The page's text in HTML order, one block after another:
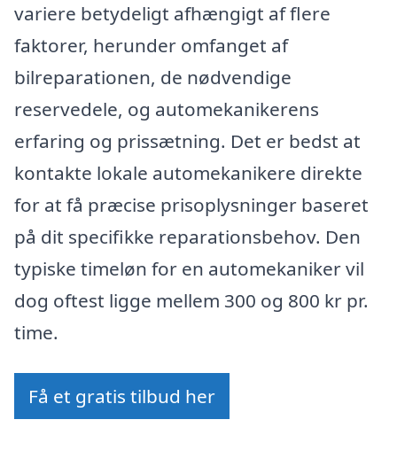
variere betydeligt afhængigt af flere
faktorer, herunder omfanget af
bilreparationen, de nødvendige
reservedele, og automekanikerens
erfaring og prissætning. Det er bedst at
kontakte lokale automekanikere direkte
for at få præcise prisoplysninger baseret
på dit specifikke reparationsbehov. Den
typiske timeløn for en automekaniker vil
dog oftest ligge mellem 300 og 800 kr pr.
time.
Få et gratis tilbud her